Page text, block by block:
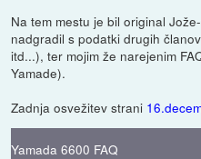
Na tem mestu je bil original
nadgradil s podatki drugih
itd...), ter mojim že narejenim
Yamade).
Zadnja osvežitev strani
Yamada 6600 FAQ